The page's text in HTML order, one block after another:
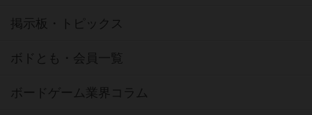
掲示板・トピックス
ボドとも・会員一覧
ボードゲーム業界コラム